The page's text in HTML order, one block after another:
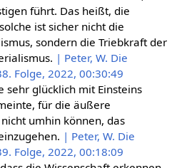
führt. Das heißt, die
ist sicher nicht die
sondern die Triebkraft der
| Peter, W. Die
Folge, 2022, 00:30:49
sehr glücklich mit Einsteins
für die äußere
umhin können, das
| Peter, W. Die
Folge, 2022, 00:18:09